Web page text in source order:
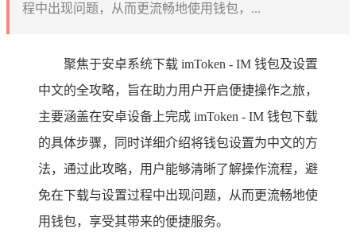
程中出现问题，从而更流畅地使用钱包，...
聚焦于安卓系统下载 imToken - IM 钱包及设置
中文的全攻略，旨在助力用户开启便捷操作之旅，
主要涵盖在安卓设备上完成 imToken - IM 钱包下载
的具体步骤，同时详细介绍将钱包设置为中文的方
法，通过此攻略，用户能够清晰了解操作流程，避
免在下载与设置过程中出现问题，从而更流畅地使
用钱包，享受其带来的便捷服务。